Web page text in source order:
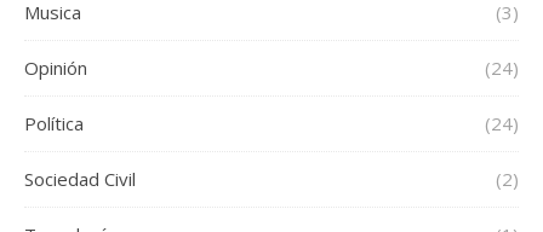
Musica (3)
Opinión (24)
Política (24)
Sociedad Civil (2)